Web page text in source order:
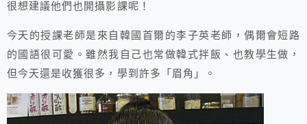
很想建議他們也開攝影課呢！
今天的授課老師是來自韓國首爾的李子英老師，偶爾會短路
的國語很可愛。雖然我自己也常做韓式拌飯、也教學生做，
但今天還是收獲很多，學到許多「眉角」。